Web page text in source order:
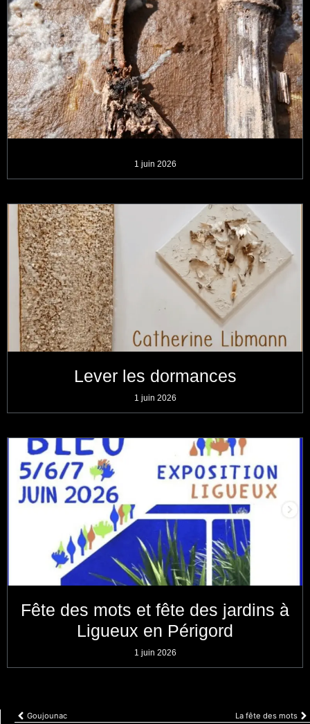
1 juin 2026
Lever les dormances
1 juin 2026
Fête des mots et fête des jardins à
Ligueux en Périgord
1 juin 2026
Goujounac La fête des mots